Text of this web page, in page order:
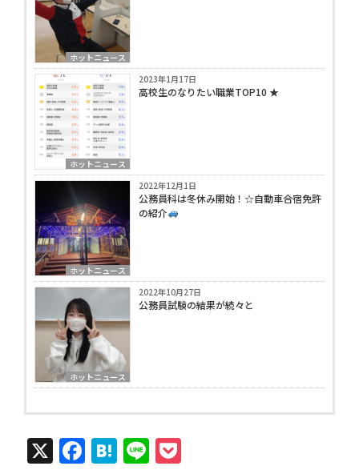
ホットニュース
ホットニュース
2023年1月17日
高校生のなりたい職業TOP10 ★
ホットニュース
2022年12月1日
公務員科は冬休み開始！☆自動車合宿免許
の紹介
ホットニュース
2022年10月27日
公務員試験の結果が続々と
X Facebook
Hatena
Line